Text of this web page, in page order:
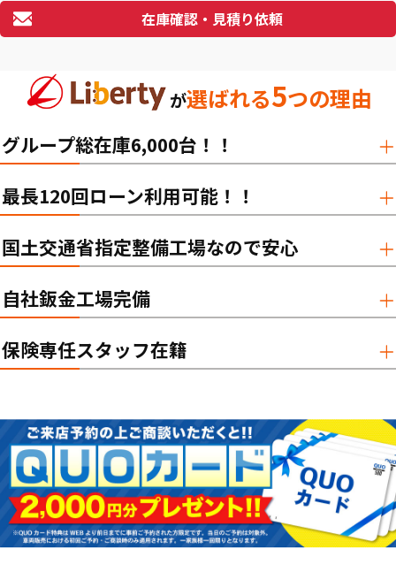
在庫確認・見積り依頼
が選ばれる5つの理由
グループ総在庫6,000台！！
最長120回ローン利用可能！！
国土交通省指定整備工場なので安心
自社鈑金工場完備
保険専任スタッフ在籍